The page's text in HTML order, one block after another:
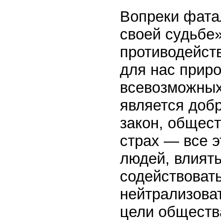
Вопреки
своей
для нас
является
закон,
страх — все
людей,
цели